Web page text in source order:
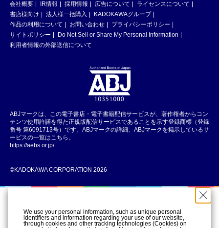
会社概要 IR情報 採用情報 広告について
ライセンスについて
書店様向け
法人様一括購入
KADOKAWAグループ
作品の利用について
お問い合わせ
プライバシーポリシー
サイトポリシー
Do Not Sell or Share My Personal Information
利用者情報の外部送信について
ABJマークは、この電子書店・電子書籍配信サービスが、著作権者からコン
テンツ使用許諾を得た正規版配信サービスであることを示す登録商標（登録
番号 第6091713号）です。ABJマークの詳細、ABJマークを掲示しているサ
ービスの一覧はこちら。
https://aebs.or.jp/
©KADOKAWA CORPORATION 2026
We use your personal information, such as unique personal
identifiers and information regarding your use of our website,
through cookies and other tracking technologies (Cookies) on